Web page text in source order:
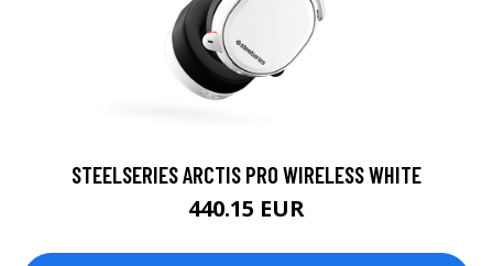
STEELSERIES ARCTIS PRO WIRELESS WHITE
440.15 EUR